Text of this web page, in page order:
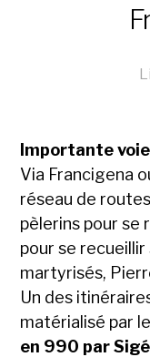
Importante
Via Francigena
réseau de
pèlerins pour se
pour se
martyrisés,
Un des
matérialisé par le
en 990 par